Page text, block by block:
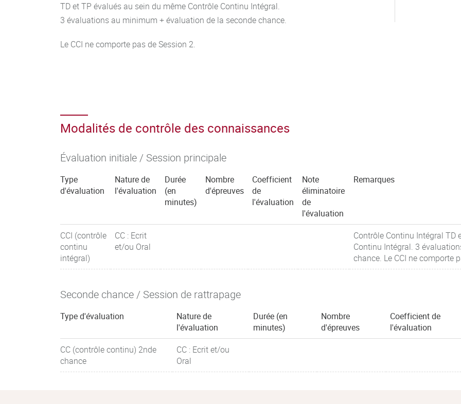
TD et TP évalués au sein du même Contrôle Continu Intégral.
3 évaluations au minimum + évaluation de la seconde chance.
Le CCI ne comporte pas de Session 2.
Modalités de contrôle des connaissances
Évaluation initiale / Session principale
Type
d'évaluation
Nature de
l'évaluation
Durée
(en
minutes)
Nombre
d'épreuves
Coefficient
de
l'évaluation
Note
éliminatoire
de
l'évaluation
Remarques
CCI (contrôle
continu
intégral)
CC : Ecrit
et/ou Oral
Contrôle Continu Intégral TD
Continu Intégral. 3
chance. Le CCI ne comporte
Seconde chance / Session de rattrapage
Type d'évaluation
Nature de
l'évaluation
Durée (en
minutes)
Nombre
d'épreuves
Coefficient de
l'évaluation
CC (contrôle continu) 2nde
chance
CC : Ecrit et/ou
Oral